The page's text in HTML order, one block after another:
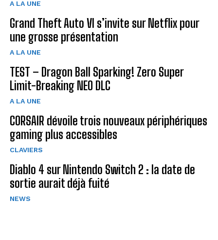
A LA UNE
Grand Theft Auto VI s’invite sur Netflix pour
une grosse présentation
A LA UNE
TEST – Dragon Ball Sparking! Zero Super
Limit-Breaking NEO DLC
A LA UNE
CORSAIR dévoile trois nouveaux périphériques
gaming plus accessibles
CLAVIERS
Diablo 4 sur Nintendo Switch 2 : la date de
sortie aurait déjà fuité
NEWS